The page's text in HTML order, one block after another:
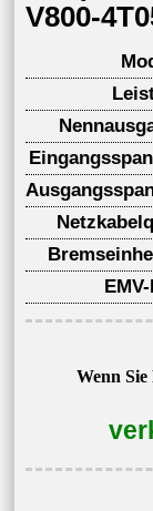
V800-
Wenn Sie